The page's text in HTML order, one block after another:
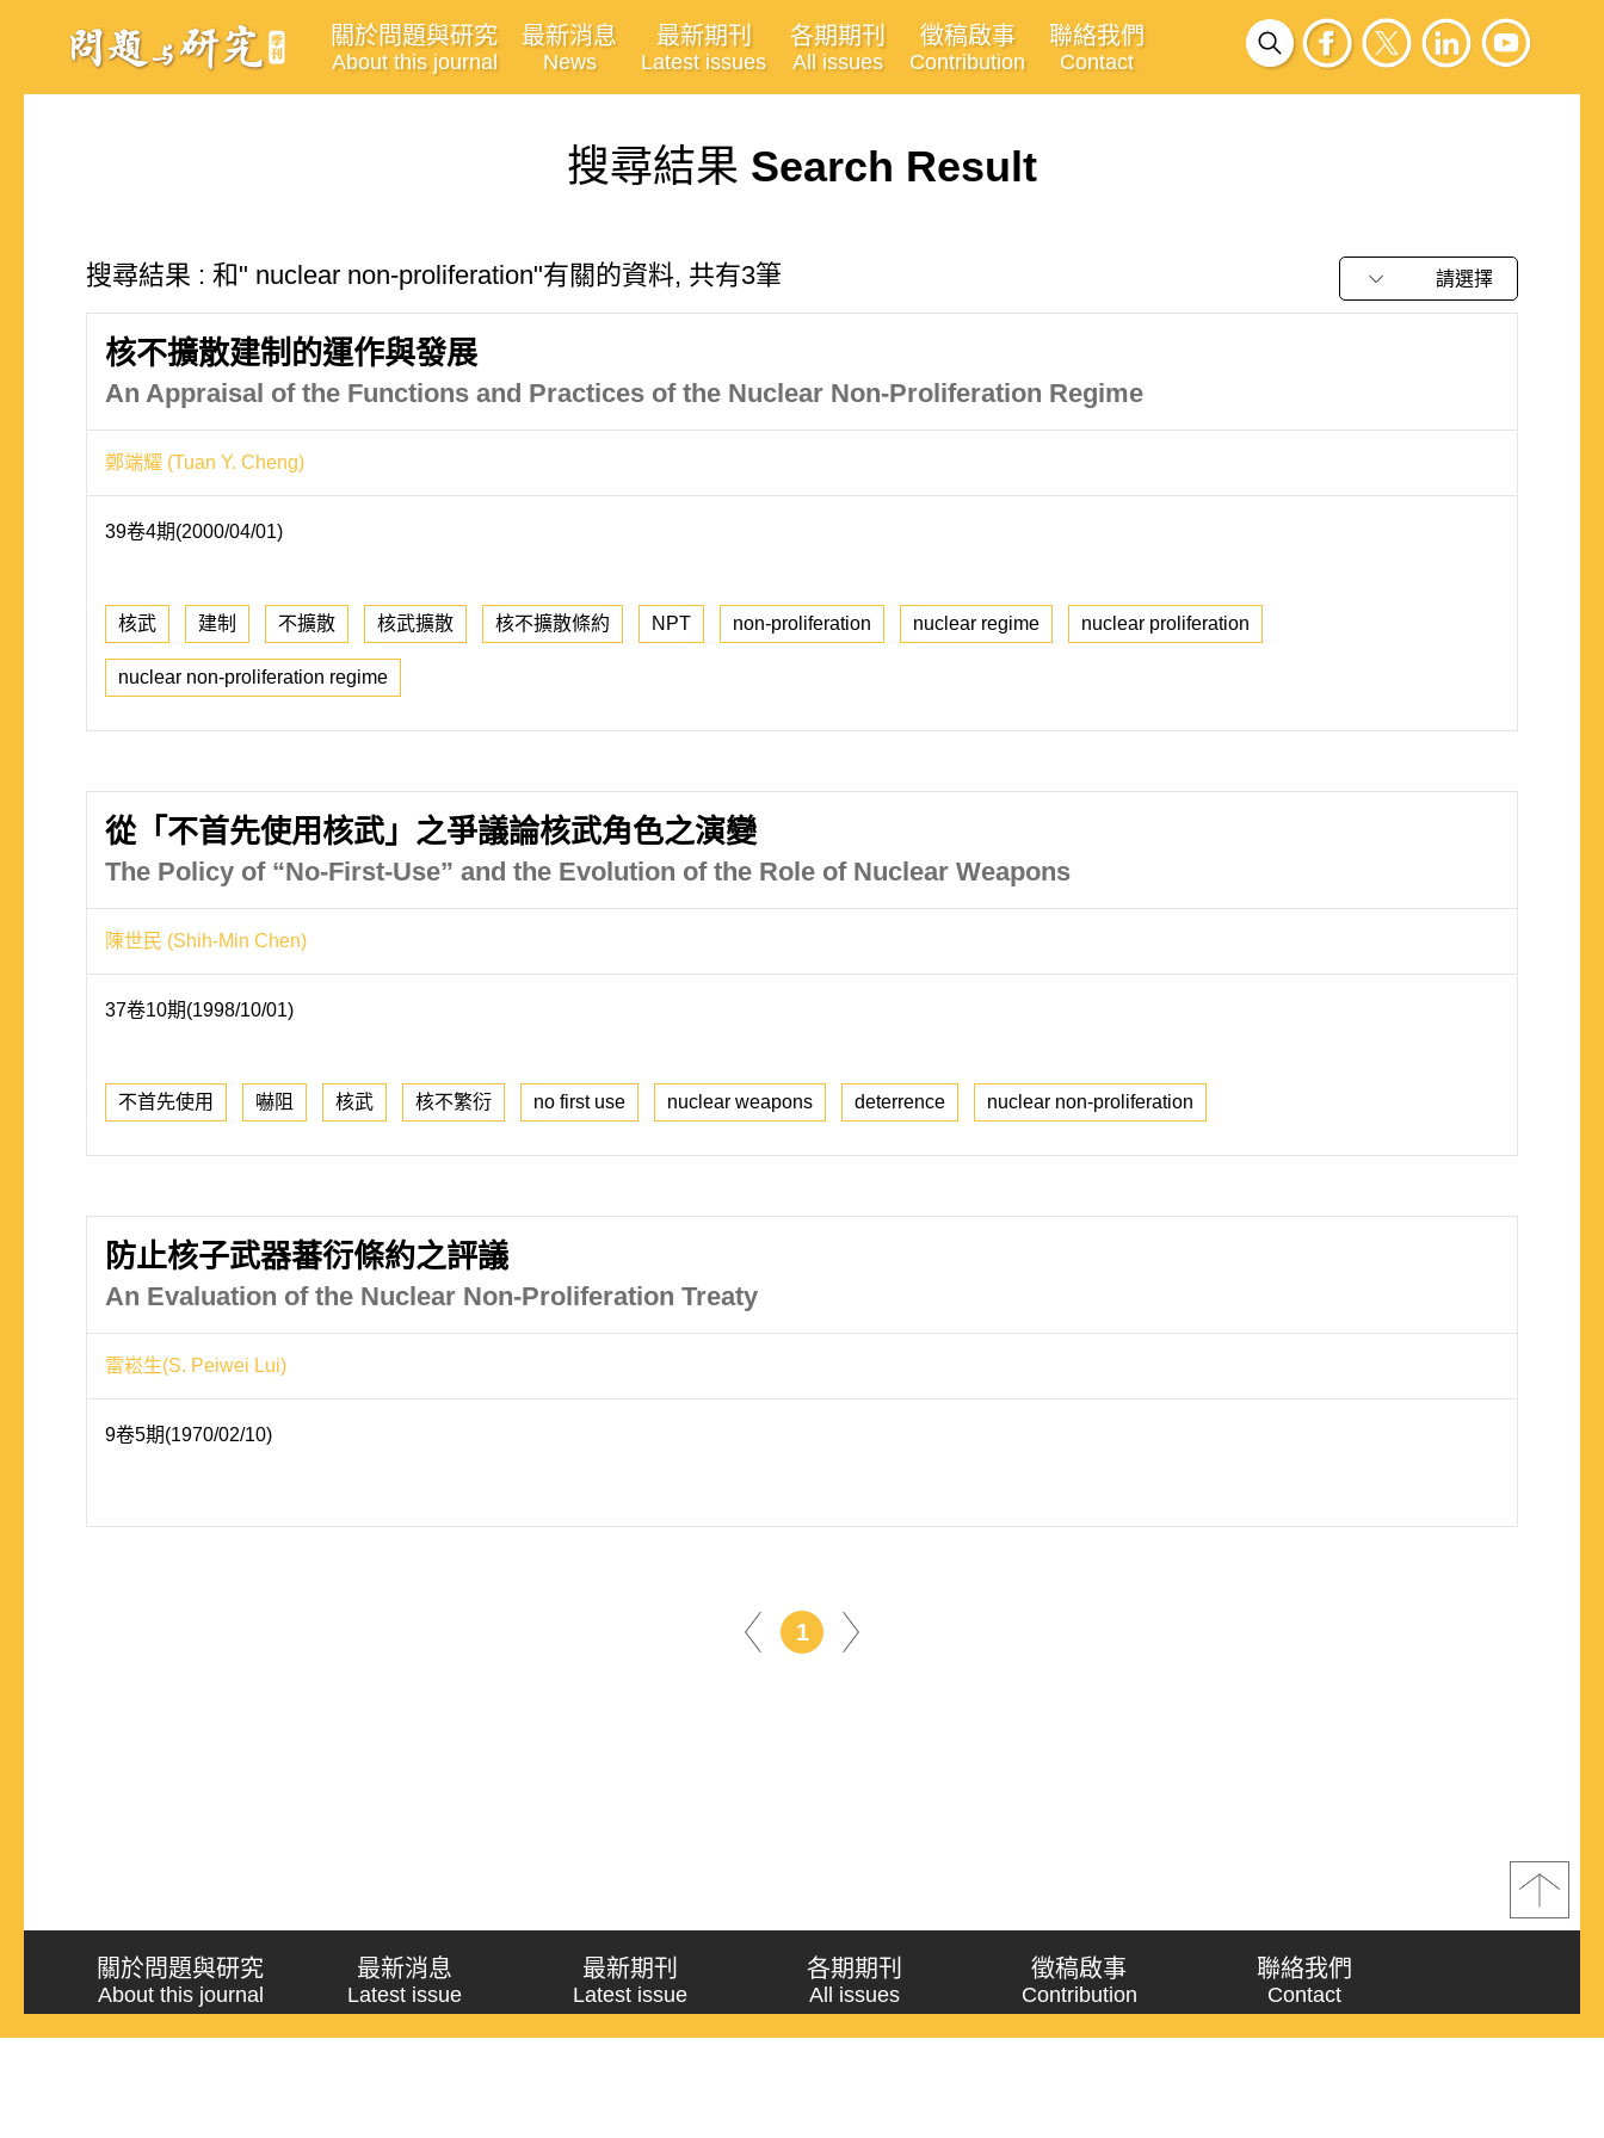
關於問題與研究
About this journal
最新消息
News
最新期刊
Latest issues
各期期刊
All issues
徵稿啟事
Contribution
聯絡我們
Contact
搜尋結果 Search Result
搜尋結果 : 和" nuclear non-proliferation"有關的資料, 共有3筆 請選擇
核不擴散建制的運作與發展
An Appraisal of the Functions and Practices of the Nuclear Non-Proliferation Regime
鄭端耀 (Tuan Y. Cheng)
39卷4期(2000/04/01)
核武 建制 不擴散 核武擴散 核不擴散條約 NPT non-proliferation nuclear regime nuclear proliferation
nuclear non-proliferation regime
從「不首先使用核武」之爭議論核武角色之演變
The Policy of “No-First-Use” and the Evolution of the Role of Nuclear Weapons
陳世民 (Shih-Min Chen)
37卷10期(1998/10/01)
不首先使用 嚇阻 核武 核不繁衍 no first use nuclear weapons deterrence nuclear non-proliferation
防止核子武器蕃衍條約之評議
An Evaluation of the Nuclear Non-Proliferation Treaty
雷崧生(S. Peiwei Lui)
9卷5期(1970/02/10)
1
關於問題與研究
About this journal
最新消息
Latest issue
最新期刊
Latest issue
各期期刊
All issues
徵稿啟事
Contribution
聯絡我們
Contact